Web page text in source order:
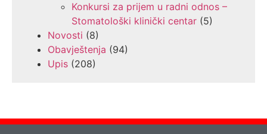
Konkursi za prijem u radni odnos –
Stomatološki klinički centar (5)
Novosti (8)
Obavještenja (94)
Upis (208)